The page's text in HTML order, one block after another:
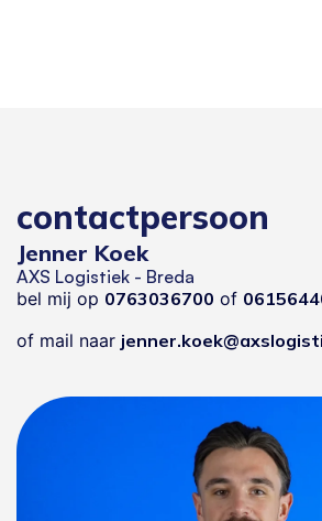
contactpersoon
Jenner Koek
AXS Logistiek - Breda
bel mij op 0763036700 of
of mail naar